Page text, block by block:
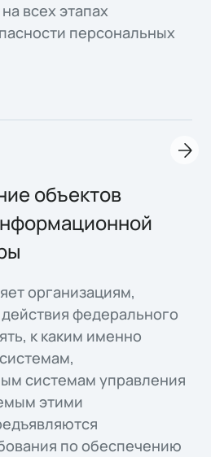
всех этапах
персональных
объектов
организациям,
федерального
к каким именно
системам управления
этими
по обеспечению